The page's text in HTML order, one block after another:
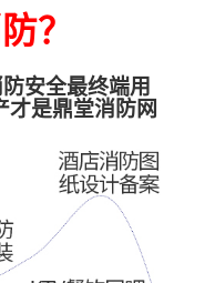
？
安全最终端用
才是鼎堂消防网